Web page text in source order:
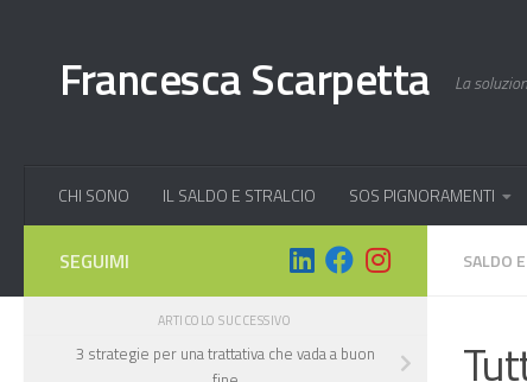
Francesca Scarpetta La
CHI SONO IL SALDO E STRALCIO SOS PIGNORAMENTI
SALDO
SEGUIMI
ARTICOLO SUCCESSIVO
3 strategie per una trattativa che vada a buon